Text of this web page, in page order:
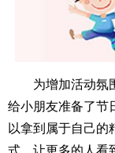
为增加活动氛围
给小朋友准备了节
以拿到属于自己的
式，让更多的人看